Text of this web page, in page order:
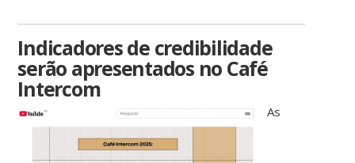
Indicadores de credibilidade
serão apresentados no Café
Intercom
As